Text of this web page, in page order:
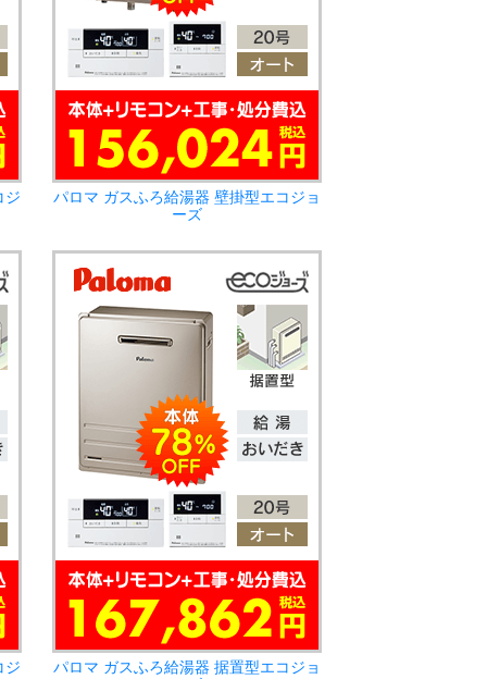
ジ
パロマ ガスふろ給湯器 壁掛型エコジョ
ーズ
ジ
パロマ ガスふろ給湯器 据置型エコジョ